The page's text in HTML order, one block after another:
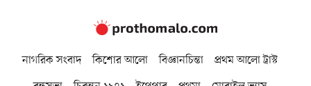
নাগরিক সংবাদ কিশোর আলো বিজ্ঞানচিন্তা
প্রথম আলো ট্রাস্ট